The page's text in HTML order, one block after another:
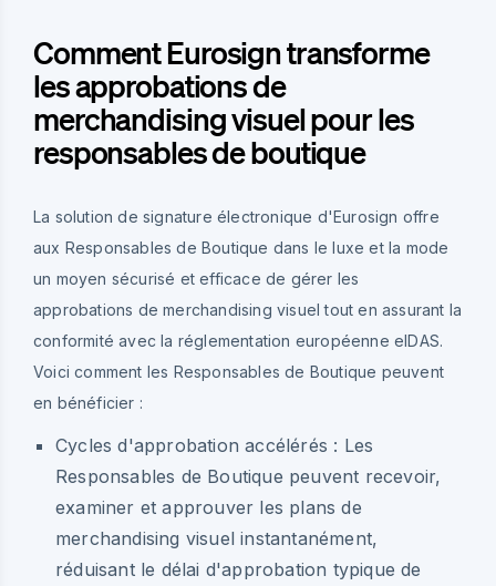
Comment Eurosign transforme
les approbations de
merchandising visuel pour les
responsables de boutique
La solution de signature électronique d'Eurosign offre
aux Responsables de Boutique dans le luxe et la mode
un moyen sécurisé et efficace de gérer les
approbations de merchandising visuel tout en assurant la
conformité avec la réglementation européenne eIDAS.
Voici comment les Responsables de Boutique peuvent
en bénéficier :
Cycles d'approbation accélérés : Les
Responsables de Boutique peuvent recevoir,
examiner et approuver les plans de
merchandising visuel instantanément,
réduisant le délai d'approbation typique de